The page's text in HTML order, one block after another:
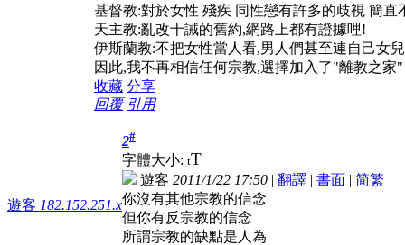
基督教:對於女性 殘疾 同性戀有許多的歧視 簡直
天主教:亂改十誡的舊約,網路上都有證據哩!
伊斯蘭教:不把女性當人看,男人們甚至連自己女
因此,我不再相信任何宗教,選擇加入了"離教之家"
收藏 分享
回覆 引用
遊客 182.152.251.x
2#
字體大小: tT
遊客 2011/1/22 17:50 | 翻譯 | 書面 | 简繁
你沒有其他宗教的信念
但你有反宗教的信念
所謂宗教的缺點是人為